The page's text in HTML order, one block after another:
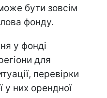
бути зовсім
фонду.
у фонді
для
перевірки
у них орендної